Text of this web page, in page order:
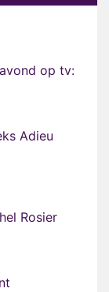
op tv:
Adieu
Rosier